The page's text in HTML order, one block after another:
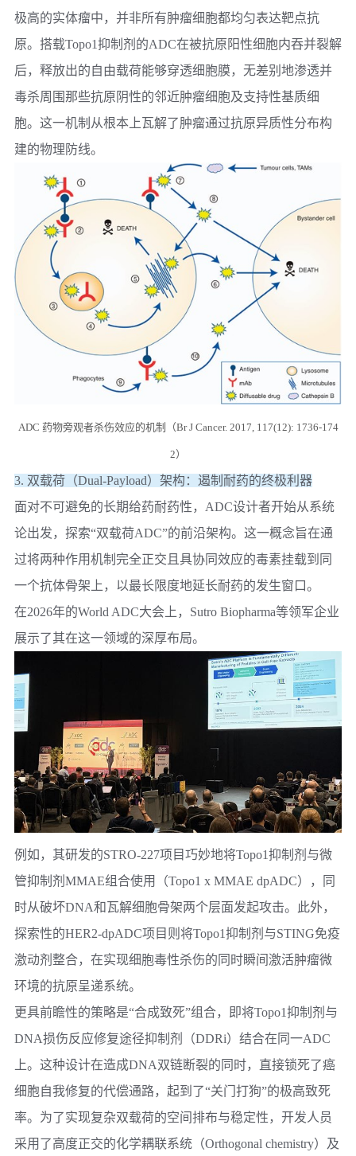
极高的实体瘤中，并非所有肿瘤细胞都均匀表达靶点抗
原。搭载Topo1抑制剂的ADC在被抗原阳性细胞内吞并裂解
后，释放出的自由载荷能够穿透细胞膜，无差别地渗透并
毒杀周围那些抗原阴性的邻近肿瘤细胞及支持性基质细
胞。这一机制从根本上瓦解了肿瘤通过抗原异质性分布构
建的物理防线。
ADC 药物旁观者杀伤效应的机制（Br J Cancer. 2017, 117(12): 1736-174
2）
3. 双载荷（Dual-Payload）架构：遏制耐药的终极利器
面对不可避免的长期给药耐药性，ADC设计者开始从系统
论出发，探索“双载荷ADC”的前沿架构。这一概念旨在通
过将两种作用机制完全正交且具协同效应的毒素挂载到同
一个抗体骨架上，以最长限度地延长耐药的发生窗口。
在2026年的World ADC大会上， Sutro Biopharma等领军企业
展示了其在这一领域的深厚布局。
例如，其研发的STRO-227项目巧妙地将Topo1抑制剂与微
管抑制剂MMAE组合使用（Topo1 x MMAE dpADC），同
时从破坏DNA和瓦解细胞骨架两个层面发起攻击。此外，
探索性的HER2-dpADC项目则将Topo1抑制剂与STING免疫
激动剂整合，在实现细胞毒性杀伤的同时瞬间激活肿瘤微
环境的抗原呈递系统。
更具前瞻性的策略是“合成致死”组合，即将Topo1抑制剂与
DNA损伤反应修复途径抑制剂（DDRi）结合在同一ADC
上。这种设计在造成DNA双链断裂的同时，直接锁死了癌
细胞自我修复的代偿通路，起到了“关门打狗”的极高致死
率。为了实现复杂双载荷的空间排布与稳定性，开发人员
采用了高度正交的化学耦联系统（Orthogonal chemistry）及